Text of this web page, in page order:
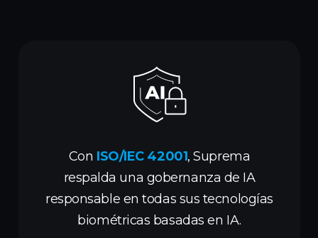
Con ISO/IEC 42001, Suprema
respalda una gobernanza de IA
responsable en todas sus tecnologías
biométricas basadas en IA.